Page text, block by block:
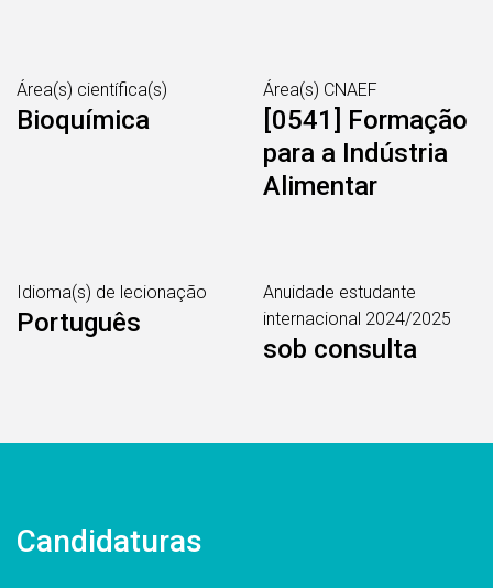
Área(s) científica(s)
Bioquímica
Área(s) CNAEF
[0541] Formação
para a Indústria
Alimentar
Idioma(s) de lecionação
Português
Anuidade estudante
internacional 2024/2025
sob consulta
Candidaturas